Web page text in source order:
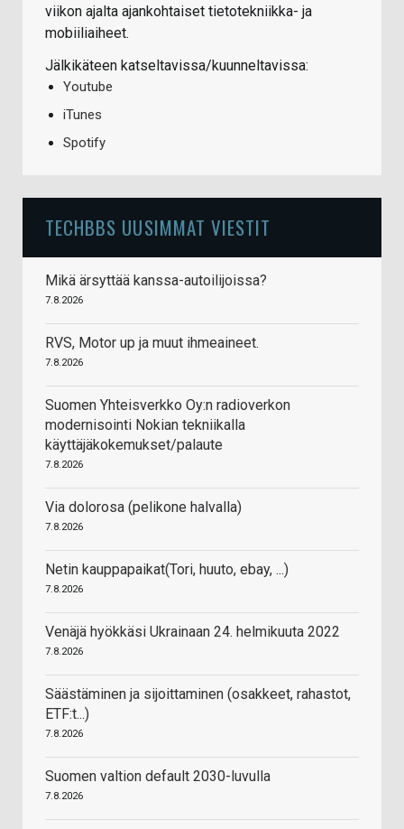
viikon ajalta ajankohtaiset tietotekniikka- ja
mobiiliaiheet.
Jälkikäteen katseltavissa/kuunneltavissa:
Youtube
iTunes
Spotify
TECHBBS UUSIMMAT VIESTIT
Mikä ärsyttää kanssa-autoilijoissa?
7.8.2026
RVS, Motor up ja muut ihmeaineet.
7.8.2026
Suomen Yhteisverkko Oy:n radioverkon
modernisointi Nokian tekniikalla
käyttäjäkokemukset/palaute
7.8.2026
Via dolorosa (pelikone halvalla)
7.8.2026
Netin kauppapaikat(Tori, huuto, ebay, ...)
7.8.2026
Venäjä hyökkäsi Ukrainaan 24. helmikuuta 2022
7.8.2026
Säästäminen ja sijoittaminen (osakkeet, rahastot,
ETF:t...)
7.8.2026
Suomen valtion default 2030-luvulla
7.8.2026